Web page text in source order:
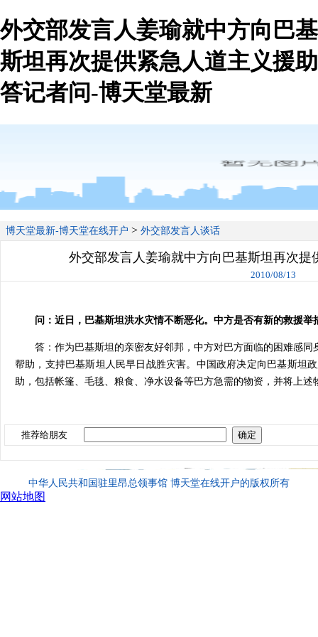
外交部发言人姜瑜就中方向巴基
斯坦再次提供紧急人道主义援助
答记者问-博天堂最新
博天堂最新-博天堂在线开户 > 外交部发言人谈话
外交部发言人姜瑜就中方向巴基斯坦再次提
2010/08/13
问：近日，巴基斯坦洪水灾情不断恶化。中方是否有新的救援举
答：作为巴基斯坦的亲密友好邻邦，中方对巴方面临的困难感同
帮助，支持巴基斯坦人民早日战胜灾害。中国政府决定向巴基斯坦
助，包括帐篷、毛毯、粮食、净水设备等巴方急需的物资，并将上述
推荐给朋友
中华人民共和国驻里昂总领事馆 博天堂在线开户的版权所有
网站地图